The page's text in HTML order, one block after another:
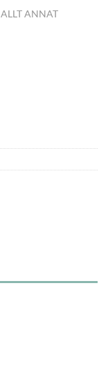
ALLT ANNAT